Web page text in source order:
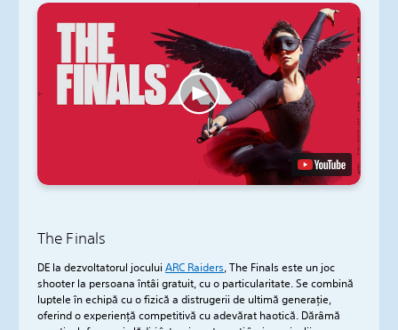
The Finals
DE la dezvoltatorul jocului ARC Raiders, The Finals este un joc
shooter la persoana întâi gratuit, cu o particularitate. Se combină
luptele în echipă cu o fizică a distrugerii de ultimă generație,
oferind o experiență competitivă cu adevărat haotică. Dărâmă